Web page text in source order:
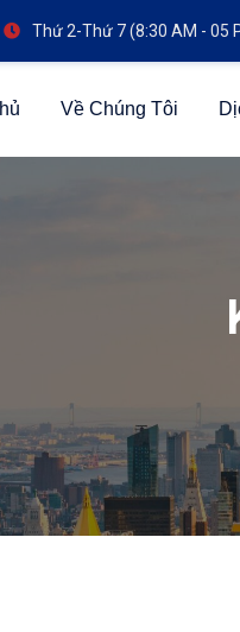
Thứ 2-Thứ 7 (8:30 AM - 05
Về Chúng Tôi